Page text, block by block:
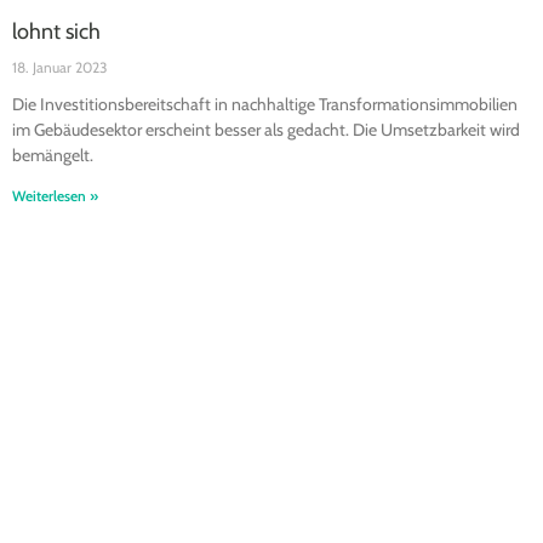
lohnt sich
18. Januar 2023
Die Investitionsbereitschaft in nachhaltige Transformationsimmobilien
im Gebäudesektor erscheint besser als gedacht. Die Umsetzbarkeit wird
bemängelt.
Weiterlesen »